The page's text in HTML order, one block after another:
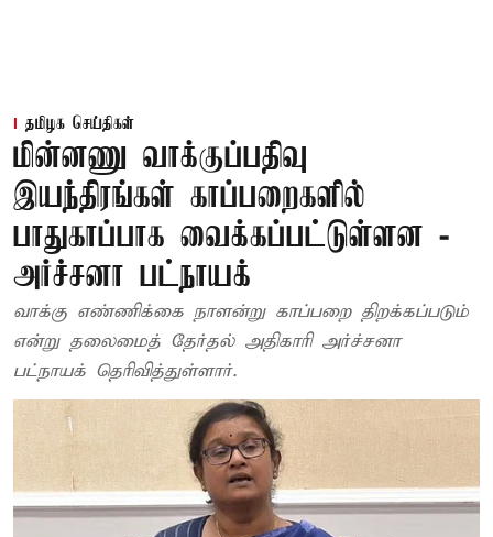
தமிழக செய்திகள்
மின்னணு வாக்குப்பதிவு
இயந்திரங்கள் காப்பறைகளில்
பாதுகாப்பாக வைக்கப்பட்டுள்ளன -
அர்ச்சனா பட்நாயக்
வாக்கு எண்ணிக்கை நாளன்று காப்பறை திறக்கப்படும்
என்று தலைமைத் தேர்தல் அதிகாரி அர்ச்சனா
பட்நாயக் தெரிவித்துள்ளார்.